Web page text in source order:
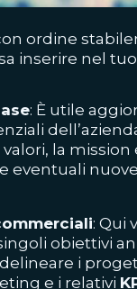
ordine
inserire nel
: È utile
la mission
eventuali
: Qui
obiettivi
i
e i relativi